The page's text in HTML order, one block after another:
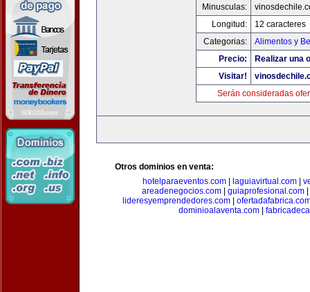
Minusculas:
Longitud:
12 caracteres
Categorias:
Alimentos y
Precio:
Realizar una
Visitar!
Serán consideradas
Otros dominios en venta:
hotelparaeventos.com
laguiavirtual.com
areadenegocios.com
guiaprofesional.com
lideresyemprendedores.com
dominioalaventa.com|